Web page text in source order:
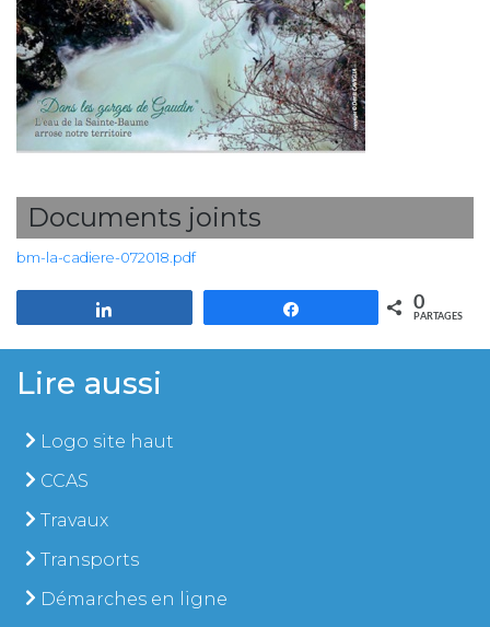
Documents joints
bm-la-cadiere-072018.pdf
0
PARTAGES
Lire aussi
Logo site haut
CCAS
Travaux
Transports
Démarches en ligne